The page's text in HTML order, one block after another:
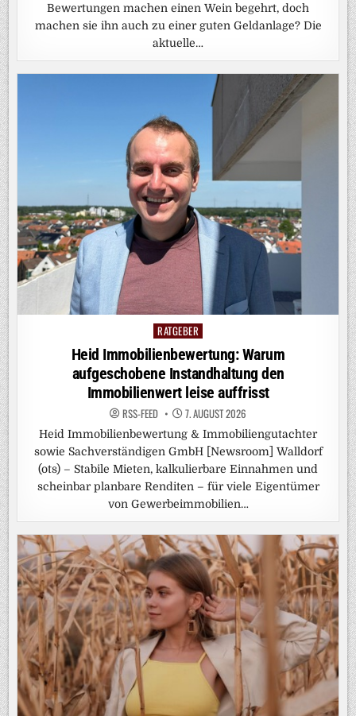
Bewertungen machen einen Wein begehrt, doch
machen sie ihn auch zu einer guten Geldanlage? Die
aktuelle…
Posted
in
RATGEBER
Heid Immobilienbewertung: Warum
aufgeschobene Instandhaltung den
Immobilienwert leise auffrisst
RSS-FEED 7. AUGUST 2026
Heid Immobilienbewertung & Immobiliengutachter
sowie Sachverständigen GmbH [Newsroom] Walldorf
(ots) – Stabile Mieten, kalkulierbare Einnahmen und
scheinbar planbare Renditen – für viele Eigentümer
von Gewerbeimmobilien…